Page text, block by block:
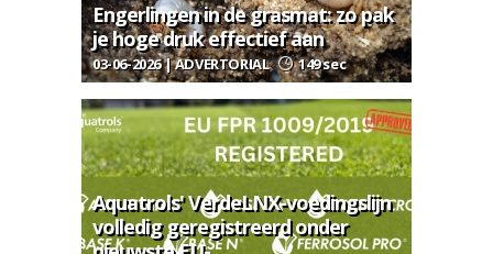
Engerlingen in de grasmat: zo pak
je hoge druk effectief aan
03-06-2026 | ADVERTORIAL 149 sec
Aquatrols' VerdeLNX-voedingslijn
volledig geregistreerd onder